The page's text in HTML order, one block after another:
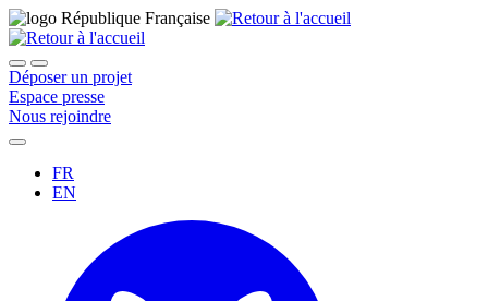
Déposer un projet
Espace presse
Nous rejoindre
FR
EN